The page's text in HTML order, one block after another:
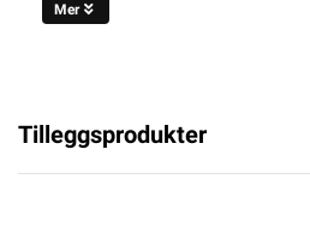
Mer
Tilleggsprodukter